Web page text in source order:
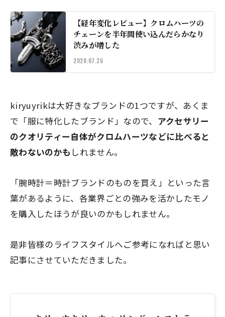
【経年変化レビュー】クロムハーツの
チェーンを半年間使い込んだらかなり
渋みが増した
2020.07.26
kiryuyrikは大好きなブランドの1つですが、あくま
で 「服に特化したブランド」 なので、 アクセサリー
のクオリティー自体がクロムハーツなどに比べると
敵わないのかも しれません。
「腕時計＝時計ブランドのものを買え」といった言
葉があるように、各業界ごとの強みを活かしたモノ
を購入したほうが良いのかもしれません。
是非皆様のライフスタイルへご参考になればと思い
記事にさせていただきました。